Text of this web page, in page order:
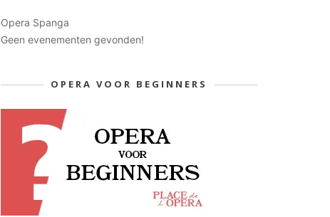
Opera Spanga
Geen evenementen gevonden!
OPERA VOOR BEGINNERS